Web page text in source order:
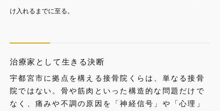
け入れるまでに至る。
治療家として生きる決断
宇都宮市に拠点を構える接骨院くらは、単なる接骨
院ではない。骨や筋肉といった構造的な問題だけで
なく、痛みや不調の原因を「神経信号」や「心理」